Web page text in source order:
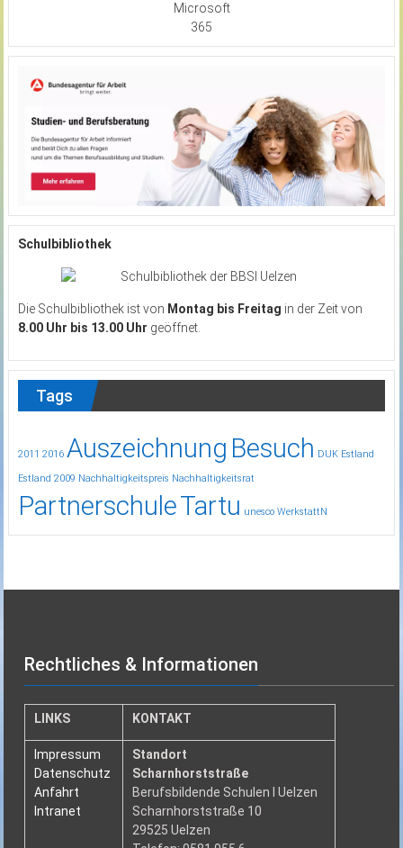
Microsoft
365
Schulbibliothek
Die Schulbibliothek ist von Montag bis Freitag in der Zeit von
8.00 Uhr bis 13.00 Uhr geöffnet.
Tags
2011 2016 Auszeichnung Besuch DUK Estland
Estland 2009 Nachhaltigkeitspreis Nachhaltigkeitsrat
PartnerschuleTartu unesco WerkstattN
Rechtliches & Informationen
LINKS KONTAKT
Impressum
Datenschutz
Anfahrt
Intranet
Standort
Scharnhorststraße
Berufsbildende Schulen I Uelzen
Scharnhorststraße 10
29525 Uelzen